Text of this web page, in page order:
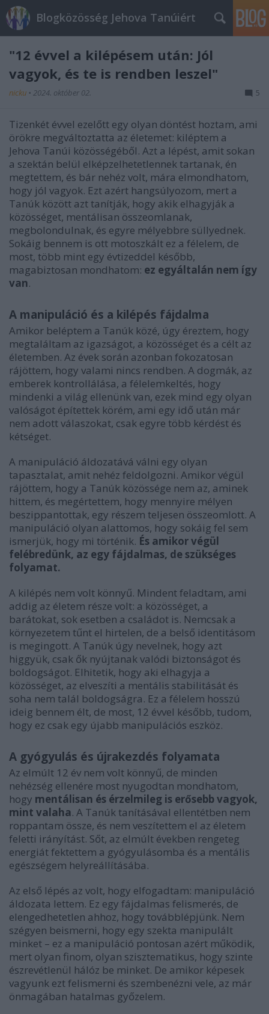
Blogközösség Jehova Tanúiért
"12 évvel a kilépésem után: Jól
vagyok, és te is rendben leszel"
nicku • 2024. október 02. 5
Tizenkét évvel ezelőtt egy olyan döntést hoztam, ami
örökre megváltoztatta az életemet: kiléptem a
Jehova Tanúi közösségéből. Azt a lépést, amit sokan
a szektán belül elképzelhetetlennek tartanak, én
megtettem, és bár nehéz volt, mára elmondhatom,
hogy jól vagyok. Ezt azért hangsúlyozom, mert a
Tanúk között azt tanítják, hogy akik elhagyják a
közösséget, mentálisan összeomlanak,
megbolondulnak, és egyre mélyebbre süllyednek.
Sokáig bennem is ott motoszkált ez a félelem, de
most, több mint egy évtizeddel később,
magabiztosan mondhatom: ez egyáltalán nem így
van.
A manipuláció és a kilépés fájdalma
Amikor beléptem a Tanúk közé, úgy éreztem, hogy
megtaláltam az igazságot, a közösséget és a célt az
életemben. Az évek során azonban fokozatosan
rájöttem, hogy valami nincs rendben. A dogmák, az
emberek kontrollálása, a félelemkeltés, hogy
mindenki a világ ellenünk van, ezek mind egy olyan
valóságot építettek körém, ami egy idő után már
nem adott válaszokat, csak egyre több kérdést és
kétséget.
A manipuláció áldozatává válni egy olyan
tapasztalat, amit nehéz feldolgozni. Amikor végül
rájöttem, hogy a Tanúk közössége nem az, aminek
hittem, és megértettem, hogy mennyire mélyen
beszippantottak, egy részem teljesen összeomlott. A
manipuláció olyan alattomos, hogy sokáig fel sem
ismerjük, hogy mi történik. És amikor végül
felébredünk, az egy fájdalmas, de szükséges
folyamat.
A kilépés nem volt könnyű. Mindent feladtam, ami
addig az életem része volt: a közösséget, a
barátokat, sok esetben a családot is. Nemcsak a
környezetem tűnt el hirtelen, de a belső identitásom
is megingott. A Tanúk úgy nevelnek, hogy azt
higgyük, csak ők nyújtanak valódi biztonságot és
boldogságot. Elhitetik, hogy aki elhagyja a
közösséget, az elveszíti a mentális stabilitását és
soha nem talál boldogságra. Ez a félelem hosszú
ideig bennem élt, de most, 12 évvel később, tudom,
hogy ez csak egy újabb manipulációs eszköz.
A gyógyulás és újrakezdés folyamata
Az elmúlt 12 év nem volt könnyű, de minden
nehézség ellenére most nyugodtan mondhatom,
hogy mentálisan és érzelmileg is erősebb vagyok,
mint valaha. A Tanúk tanításával ellentétben nem
roppantam össze, és nem veszítettem el az életem
feletti irányítást. Sőt, az elmúlt években rengeteg
energiát fektettem a gyógyulásomba és a mentális
egészségem helyreállításába.
Az első lépés az volt, hogy elfogadtam: manipuláció
áldozata lettem. Ez egy fájdalmas felismerés, de
elengedhetetlen ahhoz, hogy továbblépjünk. Nem
szégyen beismerni, hogy egy szekta manipulált
minket – ez a manipuláció pontosan azért működik,
mert olyan finom, olyan szisztematikus, hogy szinte
észrevétlenül hálóz be minket. De amikor képesek
vagyunk ezt felismerni és szembenézni vele, az már
önmagában hatalmas győzelem.